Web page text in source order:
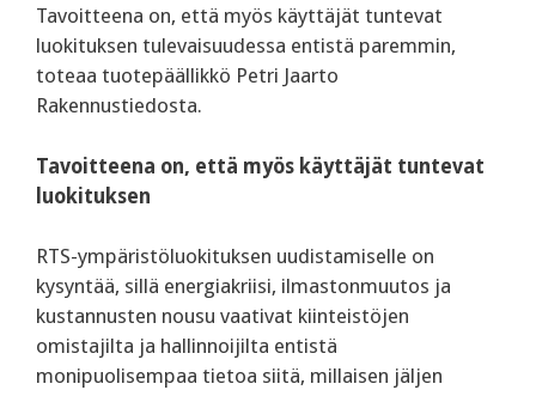
Tavoitteena on, että myös käyttäjät tuntevat
luokituksen tulevaisuudessa entistä paremmin,
toteaa tuotepäällikkö Petri Jaarto
Rakennustiedosta.
Tavoitteena on, että myös käyttäjät tuntevat
luokituksen
RTS-ympäristöluokituksen uudistamiselle on
kysyntää, sillä energiakriisi, ilmastonmuutos ja
kustannusten nousu vaativat kiinteistöjen
omistajilta ja hallinnoijilta entistä
monipuolisempaa tietoa siitä, millaisen jäljen